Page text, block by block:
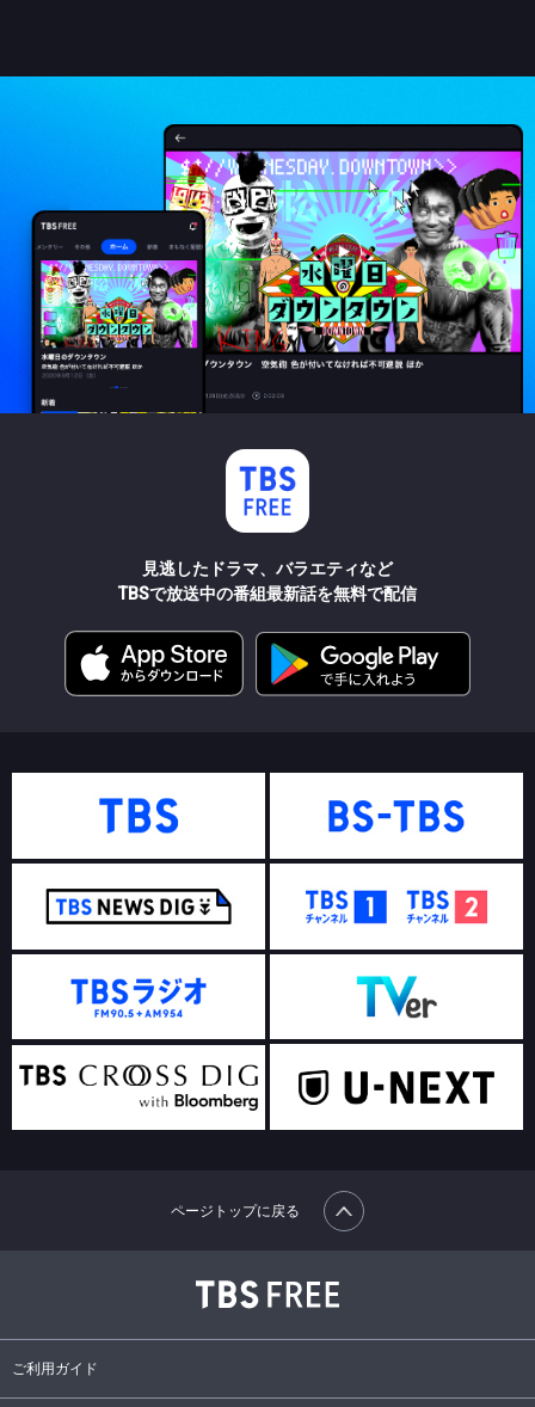
見逃したドラマ、バラエティなど
TBSで放送中の番組最新話を無料で配信
ご利用ガイド
ページトップに戻る